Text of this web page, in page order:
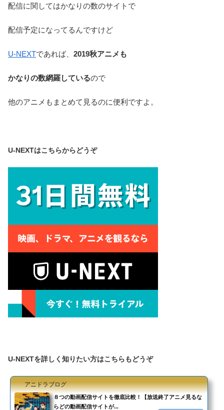
配信に関してはかなりの数のサイトで
配信予定になってるんですけど
U-NEXTであれば、 2019秋アニメも
かなりの数網羅しているので
他のアニメもまとめて見るのに便利ですよ。
U-NEXTはこちらからどうぞ
U-NEXTを詳しく知りたい方はこちらもどうぞ
アニドラブログ
８つの動画配信サイトを徹底比較！【放送終了アニメ見るな
らどの動画配信サイトが...